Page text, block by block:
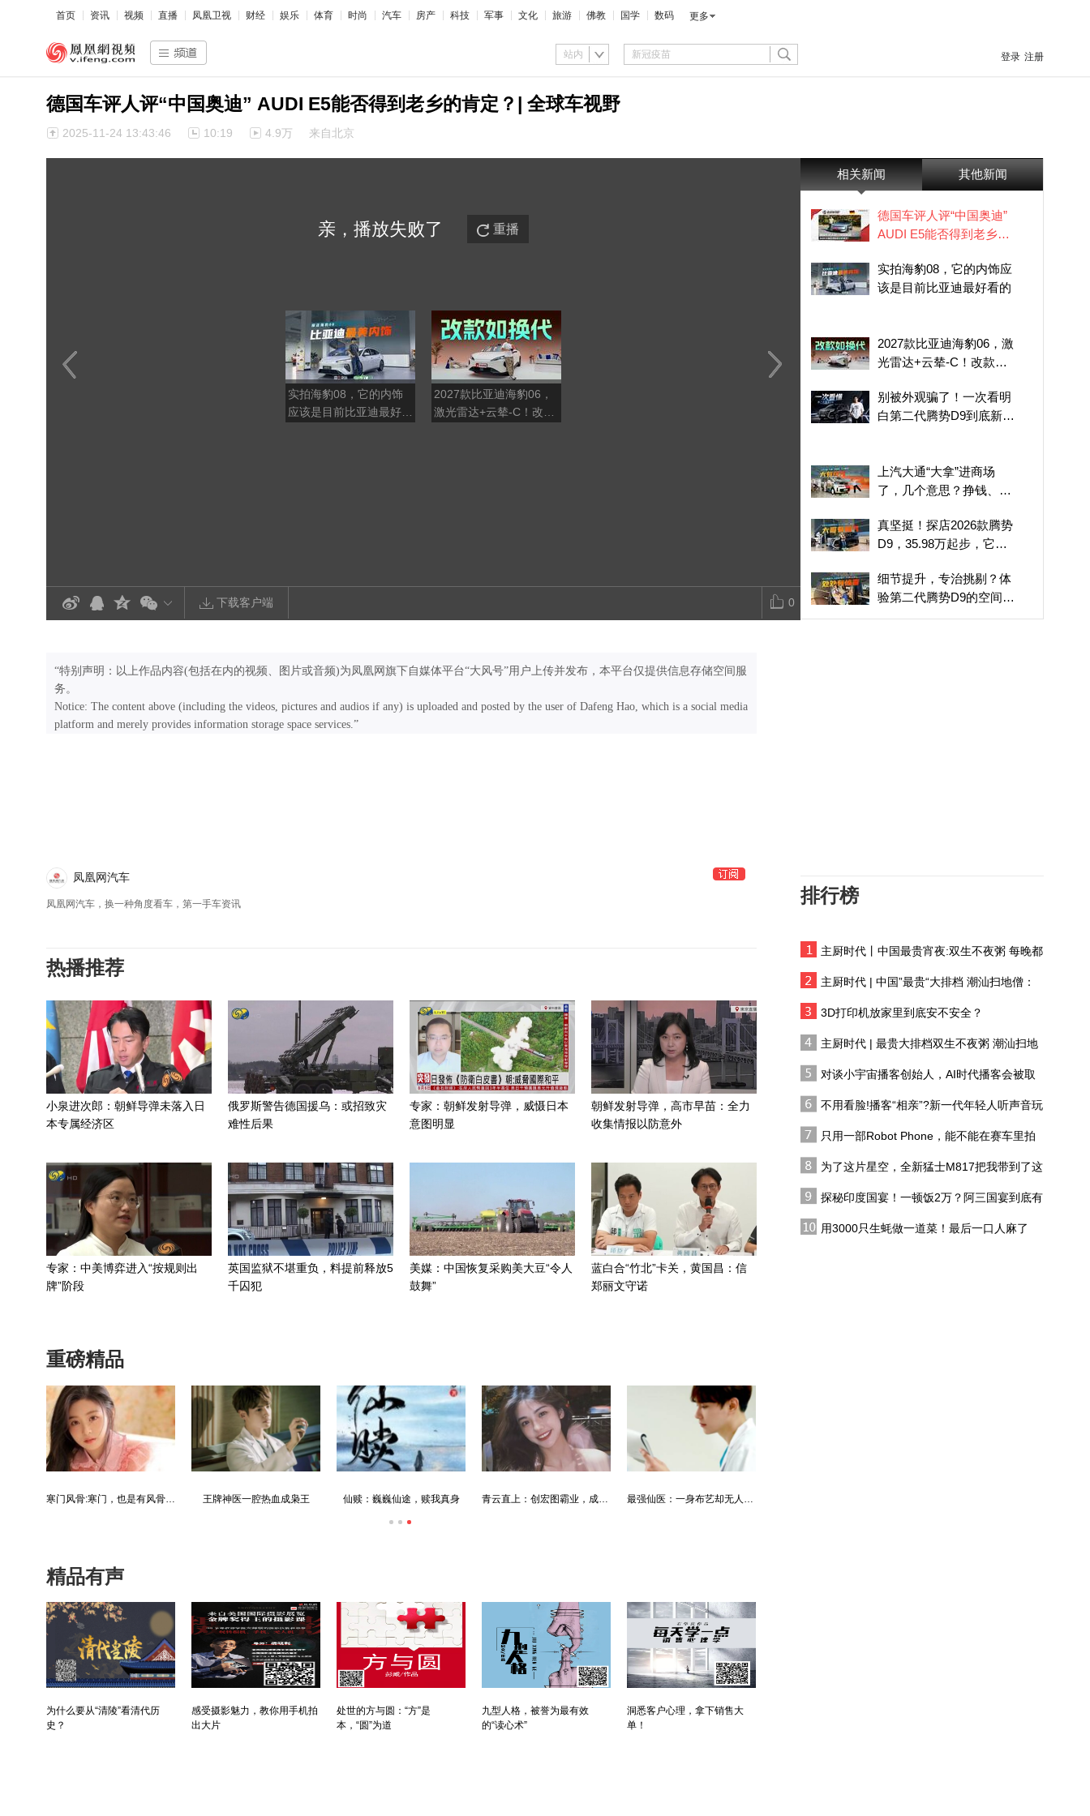
首页 资讯 视频 直播 凤凰卫视 财经 娱乐 体育 时尚 汽车 房产 科技 军事 文化 旅游 佛教 国学 数码 更多
站内 登录 注册
德国车评人评“中国奥迪” AUDI E5能否得到老乡的肯定？| 全球车视野
2025-11-24 13:43:46 10:19 4.9万 来自北京
亲，播放失败了 重播
实拍海豹08，它的内饰
应该是目前比亚迪最好看
2027款比亚迪海豹06，
激光雷达+云辇-C！改款
代表比亚迪冲击全球豪华
市场！腾势Z9S预售
真坚挺！探店2026款腾
势D9，35.98万起步，它
下载客户端 0
相关新闻 其他新闻
德国车评人评“中国奥迪”
AUDI E5能否得到老乡的
实拍海豹08，它的内饰应
该是目前比亚迪最好看的
2027款比亚迪海豹06，激
光雷达+云辇-C！改款如
别被外观骗了！一次看明
白第二代腾势D9到底新在
上汽大通“大拿”进商场
了，几个意思？挣钱、玩
真坚挺！探店2026款腾势
D9，35.98万起步，它值
细节提升，专治挑剔？体
验第二代腾势D9的空间变
化，惊喜不少
比亚迪参与制定L2国标，
优异的安全表现
比亚迪下线第1700万辆新
何为？
魏建军向全网征集发布会
地点
比亚迪大唐EV正式上市，
23.99-30.99万的旗舰纯电
实测8分24秒充到97%！
开过奥迪E7X，才懂什么
“特别声明：以上作品内容(包括在内的视频、图片或音频)为凤凰网旗下自媒体平台“大风号”用户上传并发布，本平台仅提供信息存储空间服
务。
Notice: The content above (including the videos, pictures and audios if any) is uploaded and posted by the user of Dafeng Hao, which is a social media
platform and merely provides information storage space services.”
凤凰网汽车
凤凰网汽车，换一种角度看车，第一手车资讯
热播推荐
小泉进次郎：朝鲜导弹未落入日
本专属经济区
俄罗斯警告德国援乌：或招致灾
难性后果
专家：朝鲜发射导弹，威慑日本
意图明显
朝鲜发射导弹，高市早苗：全力
收集情报以防意外
专家：中美博弈进入“按规则出
牌”阶段
英国监狱不堪重负，料提前释放5
千囚犯
美媒：中国恢复采购美大豆“令人
鼓舞”
蓝白合“竹北”卡关，黄国昌：信
郑丽文守诺
重磅精品
寒门风骨:寒门，也是有风骨的！ 王牌神医一腔热血成枭王 仙赎：巍巍仙途，赎我真身 青云直上：创宏图霸业，成人生赢家 最强仙医：一身布艺却无人不识
精品有声
为什么要从“清陵”看清代历
史？
感受摄影魅力，教你用手机拍
出大片
处世的方与圆：“方”是
本，“圆”为道
九型人格，被誉为最有效
的“读心术”
洞悉客户心理，拿下销售大
单！
排行榜
主厨时代丨中国最贵宵夜:双生不夜粥 每晚都
主厨时代 | 中国”最贵“大排档 潮汕扫地僧：
3D打印机放家里到底安不安全？
主厨时代 | 最贵大排档双生不夜粥 潮汕扫地
对谈小宇宙播客创始人，AI时代播客会被取
不用看脸!播客“相亲”?新一代年轻人听声音玩
只用一部Robot Phone，能不能在赛车里拍
为了这片星空，全新猛士M817把我带到了这
探秘印度国宴！一顿饭2万？阿三国宴到底有
用3000只生蚝做一道菜！最后一口人麻了